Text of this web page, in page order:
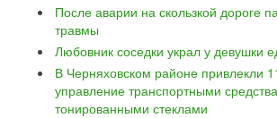
После аварии на скользкой дороге
травмы
Любовник соседки украл у девушки
В Черняховском районе привлекли
управление транспортными
тонированными стеклами